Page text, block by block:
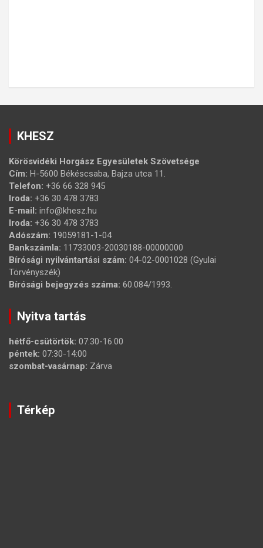
KHESZ
Körösvidéki Horgász Egyesületek Szövetsége
Cím: H-5600 Békéscsaba, Bajza utca 11.
Telefon: +36 66 328 945
Iroda: +36 30 478 3783
E-mail: info@khesz.hu
Iroda: +36 30 478 3783
Adószám: 19059181-1-04
Bankszámla: 11733003-20030188-00000000
Bírósági nyilvántartási szám: 04-02-0001028 (Gyulai
Törvényszék)
Bírósági bejegyzés száma: 60.084/1993.
Nyitva tartás
hétfő-csütörtök: 07:30-16:00
péntek: 07:30-14:00
szombat-vasárnap: Zárva
Térkép